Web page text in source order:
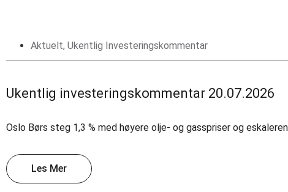
Aktuelt, Ukentlig Investeringskommentar
Ukentlig investeringskommentar 20.07.2026
Oslo Børs steg 1,3 % med høyere olje- og gasspriser og
Les Mer